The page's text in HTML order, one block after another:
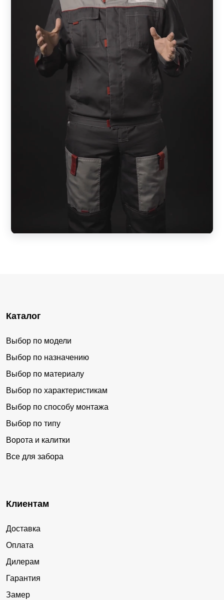
Каталог
Выбор по модели
Выбор по назначению
Выбор по материалу
Выбор по характеристикам
Выбор по способу монтажа
Выбор по типу
Ворота и калитки
Все для забора
Клиентам
Доставка
Оплата
Дилерам
Гарантия
Замер